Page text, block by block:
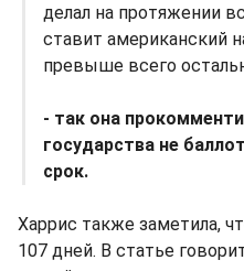
делал на протяжении
ставит американский
превыше всего
- так она
государства не
срок.
Харрис также заметила,
107 дней. В статье